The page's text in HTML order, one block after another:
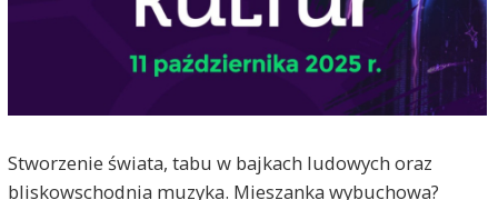
Stworzenie świata, tabu w bajkach ludowych oraz
bliskowschodnia muzyka. Mieszanka wybuchowa?